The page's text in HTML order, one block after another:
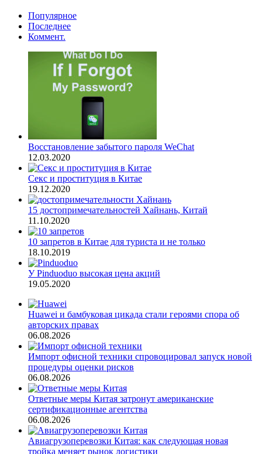
Популярное
Последнее
Коммент.
Восстановление забытого пароля WeChat
12.03.2020
Секс и проституция в Китае
19.12.2020
15 достопримечательностей Хайнань, Китай
11.10.2020
10 запретов в Китае для туриста и не только
18.10.2019
У Pinduoduo высокая цена акций
19.05.2020
Huawei и бамбуковая цикада стали героями спора об
авторских правах
06.08.2026
Импорт офисной техники спровоцировал запуск новой
процедуры оценки рисков
06.08.2026
Ответные меры Китая затронут американские
сертификационные агентства
06.08.2026
Авиагрузоперевозки Китая: как следующая новая
тройка меняет рынок логистики